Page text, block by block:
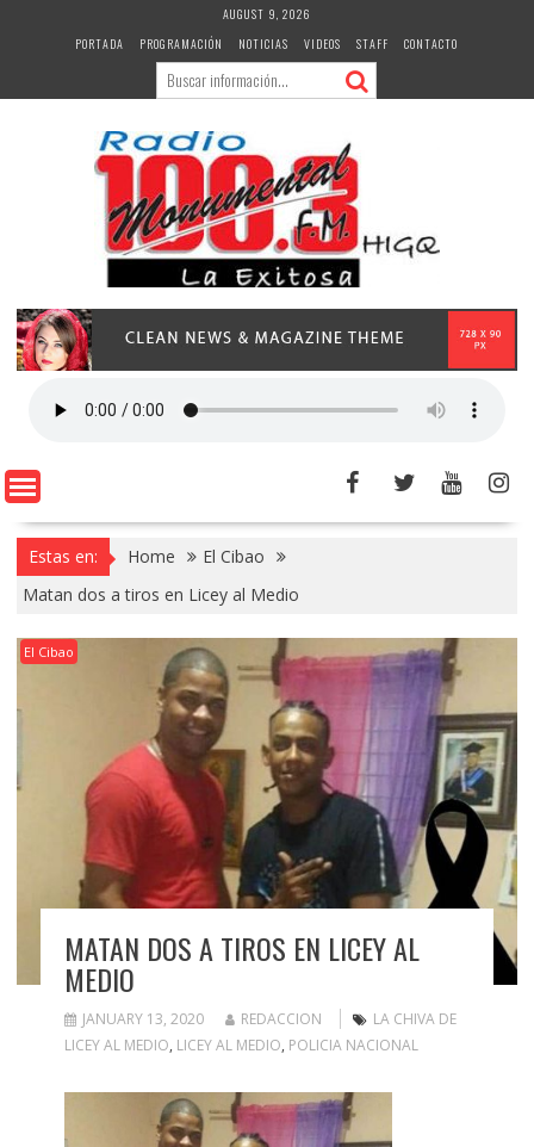
AUGUST 9, 2026
PORTADA
PROGRAMACIÓN NOTICIAS VIDEOS STAFF CONTACTO
Estas en: Home
El Cibao
Matan dos a tiros en Licey al Medio
El Cibao
MATAN DOS A TIROS EN LICEY AL
MEDIO
JANUARY 13, 2020 REDACCION
LA CHIVA DE
LICEY AL MEDIO, LICEY AL MEDIO, POLICIA NACIONAL